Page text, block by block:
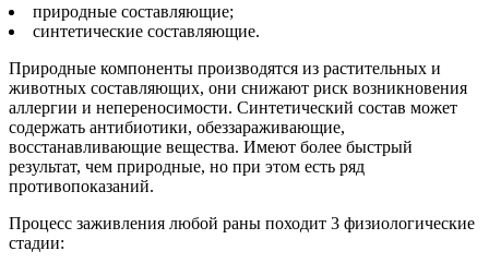
природные составляющие;
синтетические составляющие.
Природные компоненты производятся из растительных и
животных составляющих, они снижают риск возникновения
аллергии и непереносимости. Синтетический состав может
содержать антибиотики, обеззараживающие,
восстанавливающие вещества. Имеют более быстрый
результат, чем природные, но при этом есть ряд
противопоказаний.
Процесс заживления любой раны походит 3 физиологические
стадии: